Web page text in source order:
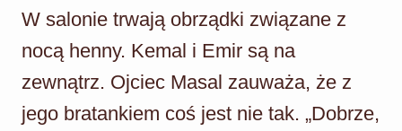
W salonie trwają obrządki związane z
nocą henny. Kemal i Emir są na
zewnątrz. Ojciec Masal zauważa, że z
jego bratankiem coś jest nie tak. „Dobrze,